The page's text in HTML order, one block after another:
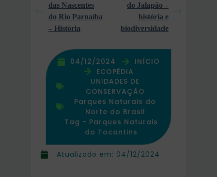
Atualizado em: 04/12/2024
das Nascentes
do Rio Parnaíba
– História
do Jalapão –
história e
biodiversidade
04/12/2024
INÍCIO
ECOPÉDIA
UNIDADES DE
CONSERVAÇÃO
Parques Naturais do
Norte do Brasil
Tag - Parques Naturais
do Tocantins